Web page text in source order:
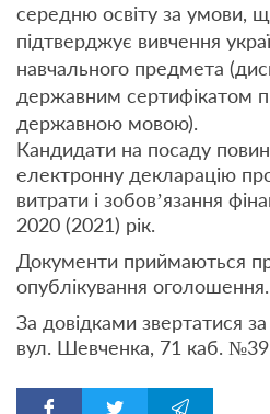
середню освіту за умови,
підтверджує вивчення
навчального предмета
державним сертифікатом
державною мовою).
Кандидати на посаду
електронну декларацію
витрати і зобов’язання
2020 (2021) рік.
Документи приймаються
опублікування оголошення.
За довідками звертатися
вул. Шевченка, 71 каб.